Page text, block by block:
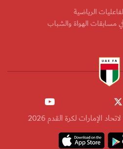
الرياضية
مسابقات الهواة والشباب
الإمارات لكرة القدم 2026